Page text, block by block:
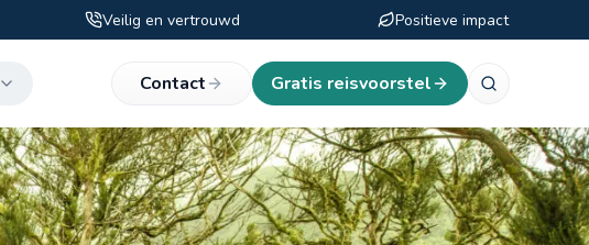
Veilig en vertrouwd Positieve impact
Contact Gratis reisvoorstel
Zoeken